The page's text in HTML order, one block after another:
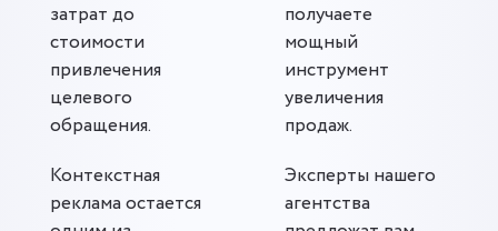
затрат до
стоимости
привлечения
целевого
обращения.
Контекстная
реклама остается
получаете
мощный
инструмент
увеличения
продаж.
Эксперты нашего
агентства